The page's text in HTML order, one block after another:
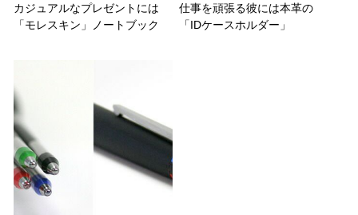
カジュアルなプレゼントには
「モレスキン」ノートブック
仕事を頑張る彼には本革の
「IDケースホルダー」